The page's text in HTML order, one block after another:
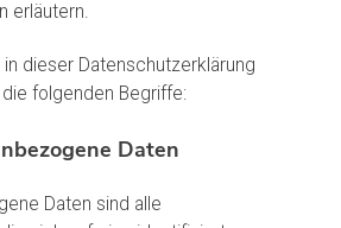
erläutern.
dieser Datenschutzerklärung
folgenden Begriffe:
Daten
Daten sind alle